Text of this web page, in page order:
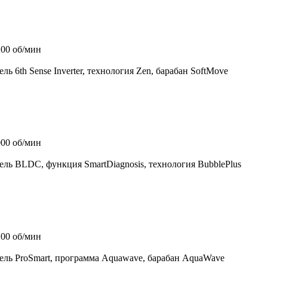
об/мин
6th Sense Inverter, технология Zen, барабан SoftMove
об/мин
BLDC, функция SmartDiagnosis, технология BubblePlus
об/мин
ProSmart, программа Aquawave, барабан AquaWave